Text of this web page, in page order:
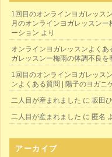
1回目のオンラインヨガレッス
月のオンラインヨガレッスン
ーション より
オンラインヨガレッスンよくあ
ガレッスンー梅雨の体調不良
1回目のオンラインヨガレッス
ンよくある質問 | 陽子のヨガニ
二人目が産まれました に 坂田
二人目が産まれました に 匿名
アーカイブ